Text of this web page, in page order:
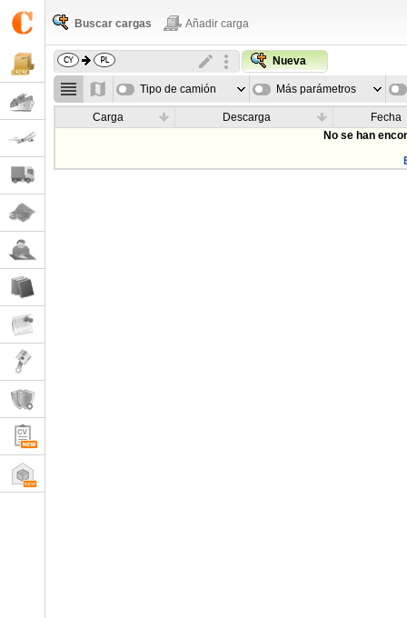
Buscar cargas Añadir carga
Nueva
Tipo de camión Más parámetros
Carga Descarga
Fecha
No se han